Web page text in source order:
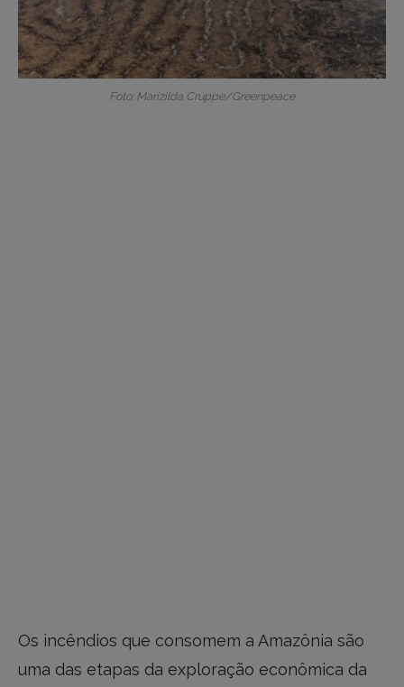
Foto: Marizilda Cruppe/Greenpeace
Os incêndios que consomem a Amazônia são
uma das etapas da exploração econômica da